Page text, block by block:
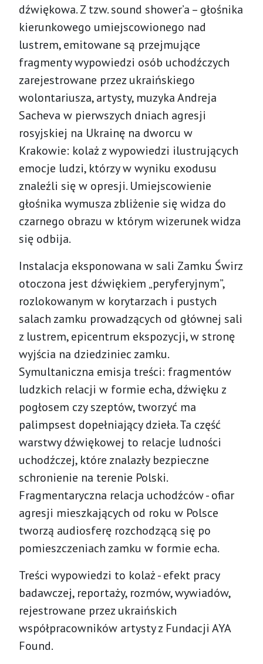
dźwiękowa. Z tzw. sound shower’a – głośnika
kierunkowego umiejscowionego nad
lustrem, emitowane są przejmujące
fragmenty wypowiedzi osób uchodźczych
zarejestrowane przez ukraińskiego
wolontariusza, artysty, muzyka Andreja
Sacheva w pierwszych dniach agresji
rosyjskiej na Ukrainę na dworcu w
Krakowie: kolaż z wypowiedzi ilustrujących
emocje ludzi, którzy w wyniku exodusu
znaleźli się w opresji. Umiejscowienie
głośnika wymusza zbliżenie się widza do
czarnego obrazu w którym wizerunek widza
się odbija.
Instalacja eksponowana w sali Zamku Świrz
otoczona jest dźwiękiem „peryferyjnym”,
rozlokowanym w korytarzach i pustych
salach zamku prowadzących od głównej sali
z lustrem, epicentrum ekspozycji, w stronę
wyjścia na dziedziniec zamku.
Symultaniczna emisja treści: fragmentów
ludzkich relacji w formie echa, dźwięku z
pogłosem czy szeptów, tworzyć ma
palimpsest dopełniający dzieła. Ta część
warstwy dźwiękowej to relacje ludności
uchodźczej, które znalazły bezpieczne
schronienie na terenie Polski.
Fragmentaryczna relacja uchodźców - ofiar
agresji mieszkających od roku w Polsce
tworzą audiosferę rozchodzącą się po
pomieszczeniach zamku w formie echa.
Treści wypowiedzi to kolaż - efekt pracy
badawczej, reportaży, rozmów, wywiadów,
rejestrowane przez ukraińskich
współpracowników artysty z Fundacji AYA
Found.